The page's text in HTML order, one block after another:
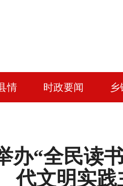
情 时政要闻
办“全民读
代文明实